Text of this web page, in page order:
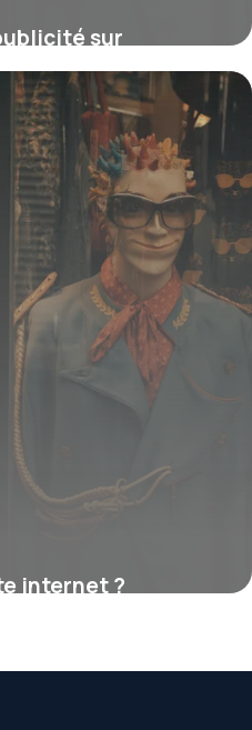
sur
?
internet ?